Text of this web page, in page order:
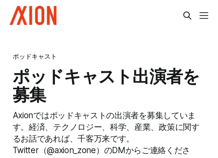
ポッドキャスト
ポッドキャスト出演者を
募集
Axionではポッドキャストの出演者を募集していま
す。経済、テクノロジー、科学、産業、政策に関す
るお話であれば、千客万来です。
Twitter（@axion_zone）のDMからご連絡くださ